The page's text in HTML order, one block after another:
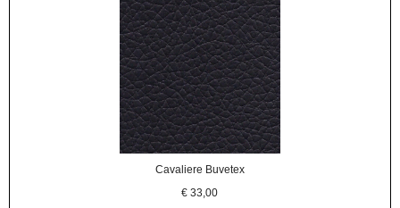
Cavaliere Buvetex
€33,00